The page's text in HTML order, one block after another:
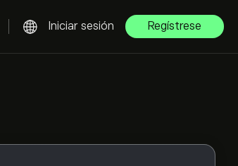
Iniciar sesión Regístrese